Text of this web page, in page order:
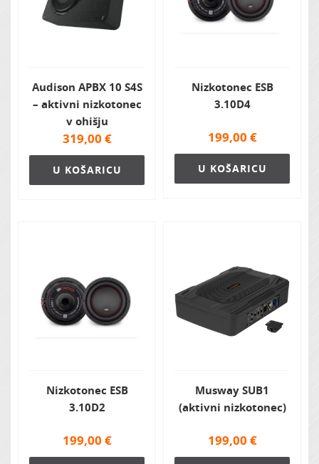
Audison APBX 10 S4S
– aktivni nizkotonec
v ohišju
319,00 €
U KOŠARICU
Nizkotonec ESB
3.10D4
199,00 €
U KOŠARICU
Nizkotonec ESB
3.10D2
199,00 €
Musway SUB1
(aktivni nizkotonec)
199,00 €